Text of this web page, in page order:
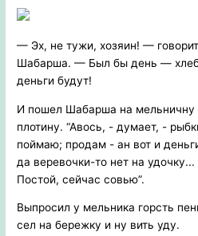
— Эх, не тужи, хозяин! —
Шабарша. — Был бы день —
деньги будут!
И пошел Шабарша на мельничну
плотину. “Авось, - думает, -
поймаю; продам - ан вот и
да веревочки-то нет на удочку...
Постой, сейчас совью”.
Выпросил у мельника горсть
сел на бережку и ну вить уду.